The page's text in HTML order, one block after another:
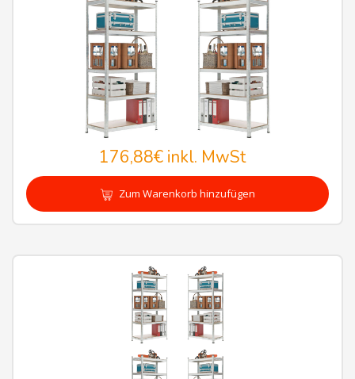
176,88€inkl. MwSt
Zum Warenkorb hinzufügen